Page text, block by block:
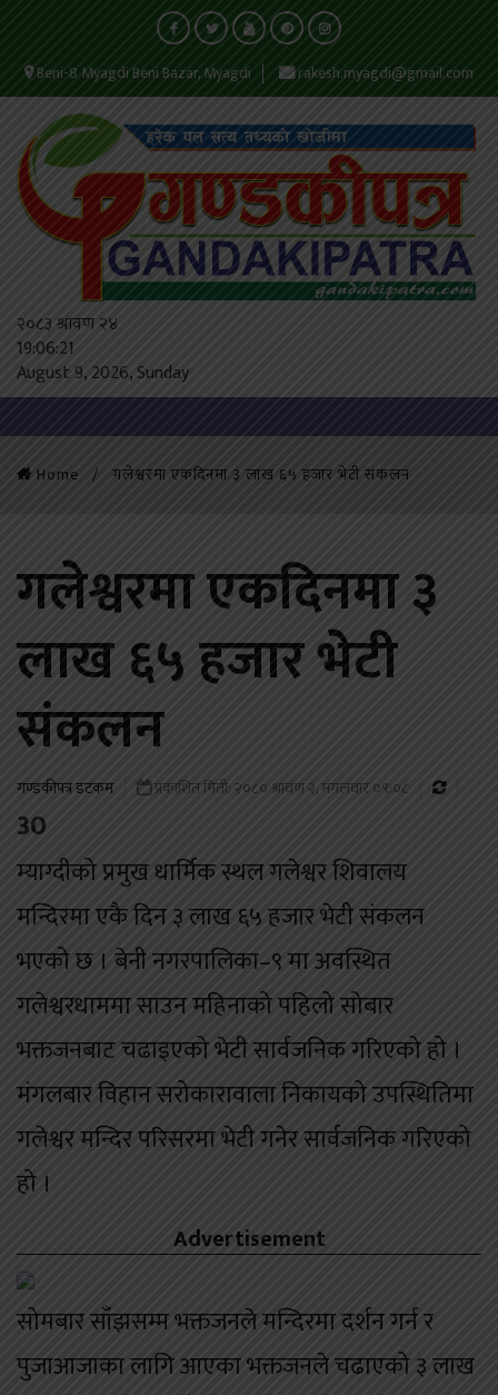
Beni-8 Myagdi Beni Bazar, Myagdi rakesh.myagdi@gmail.com
२०८३ श्रावण २४
19:06:22
August 9, 2026, Sunday
Home गलेश्वरमा एकदिनमा ३ लाख ६५ हजार भेटी संकलन
गलेश्वरमा एकदिनमा ३
लाख ६५ हजार भेटी
संकलन
गण्डकीपत्र डटकम प्रकाशित मिती: २०८० श्रावण २, मंगलवार ०९:०८
30
म्याग्दीको प्रमुख धार्मिक स्थल गलेश्वर शिवालय
मन्दिरमा एकै दिन ३ लाख ६५ हजार भेटी संकलन
भएको छ । बेनी नगरपालिका–९ मा अवस्थित
गलेश्वरधाममा साउन महिनाको पहिलो सोबार
भक्तजनबाट चढाइएको भेटी सार्वजनिक गरिएको हो ।
मंगलबार विहान सरोकारावाला निकायको उपस्थितिमा
गलेश्वर मन्दिर परिसरमा भेटी गनेर सार्वजनिक गरिएको
हो ।
Advertisement
सोमबार साँझसम्म भक्तजनले मन्दिरमा दर्शन गर्न र
पुजाआजाका लागि आएका भक्तजनले चढाएको ३ लाख